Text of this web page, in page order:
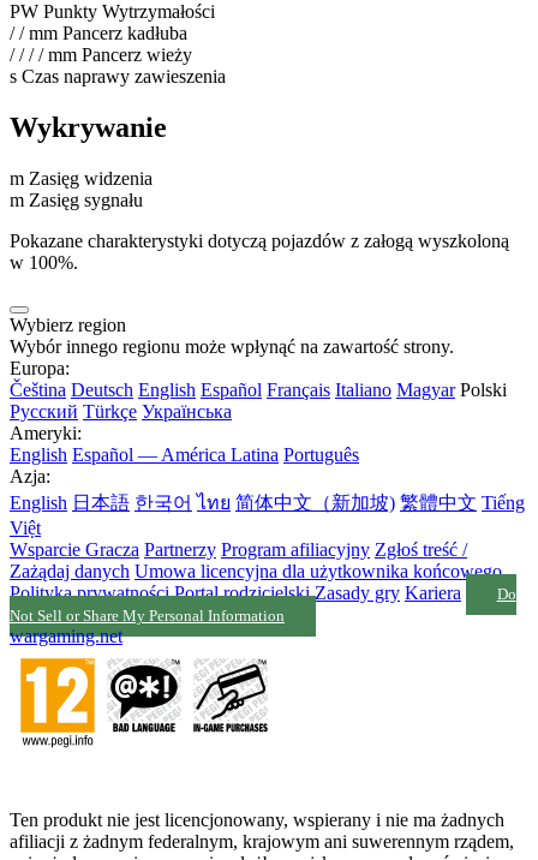
PW Punkty Wytrzymałości
//mm Pancerz kadłuba
////mm Pancerz wieży
s Czas naprawy zawieszenia
Wykrywanie
m Zasięg widzenia
m Zasięg sygnału
Pokazane charakterystyki dotyczą pojazdów z załogą wyszkoloną
w 100%.
Wybierz region
Wybór innego regionu może wpłynąć na zawartość strony.
Europa:
Čeština Deutsch English Español Français Italiano Magyar Polski
Русский Türkçe Українська
Ameryki:
English Español — América Latina Português
Azja:
English 日本語 한국어 ไทย 简体中文（新加坡) 繁體中文 Tiếng
Việt
Wsparcie Gracza Partnerzy Program afiliacyjny Zgłoś treść /
Zażądaj danych Umowa licencyjna dla użytkownika końcowego
Polityka prywatności Portal rodzicielski Zasady gry Kariera
Do
Not Sell or Share My Personal Information
wargaming.net
Ten produkt nie jest licencjonowany, wspierany i nie ma żadnych
afiliacji z żadnym federalnym, krajowym ani suwerennym rządem,